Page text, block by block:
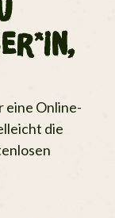
eine Online-
die